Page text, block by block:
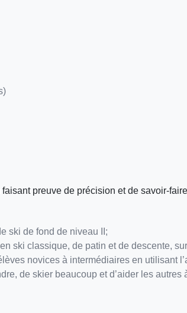
preuve de précision et de savoir-
ski de fond de niveau II;
ski classique, de patin et de descente,
novices à intermédiaires en utilisant
de skier beaucoup et d’aider les autres